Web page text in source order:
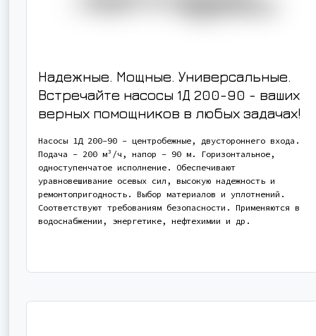
Надежные. Мощные. Универсальные.
Встречайте насосы 1Д 200-90 - ваших
верных помощников в любых задачах!
Насосы 1Д 200-90 - центробежные, двустороннего входа.
Подача - 200 м³/ч, напор - 90 м. Горизонтальное,
одноступенчатое исполнение. Обеспечивают
уравновешивание осевых сил, высокую надежность и
ремонтопригодность. Выбор материалов и уплотнений.
Соответствуют требованиям безопасности. Применяются в
водоснабжении, энергетике, нефтехимии и др.